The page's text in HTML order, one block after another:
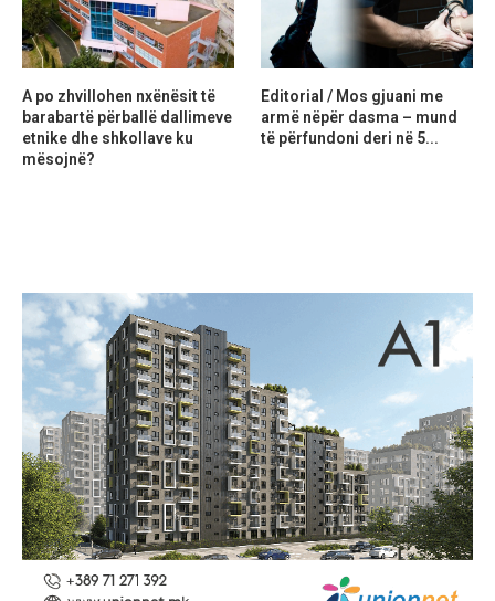
A po zhvillohen nxënësit të
barabartë përballë dallimeve
etnike dhe shkollave ku
mësojnë?
Editorial / Mos gjuani me
armë nëpër dasma – mund
të përfundoni deri në 5...